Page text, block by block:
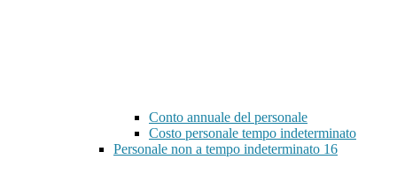
Conto annuale del personale
Costo personale tempo indeterminato
Personale non a tempo indeterminato 16